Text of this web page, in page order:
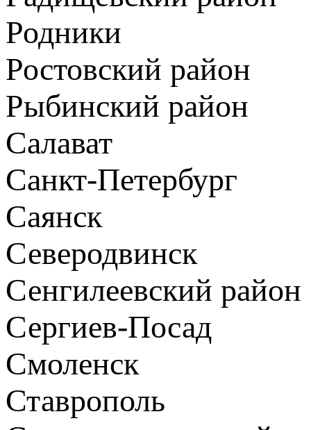
Родники
Ростовский район
Рыбинский район
Салават
Санкт-Петербург
Саянск
Северодвинск
Сенгилеевский район
Сергиев-Посад
Смоленск
Ставрополь